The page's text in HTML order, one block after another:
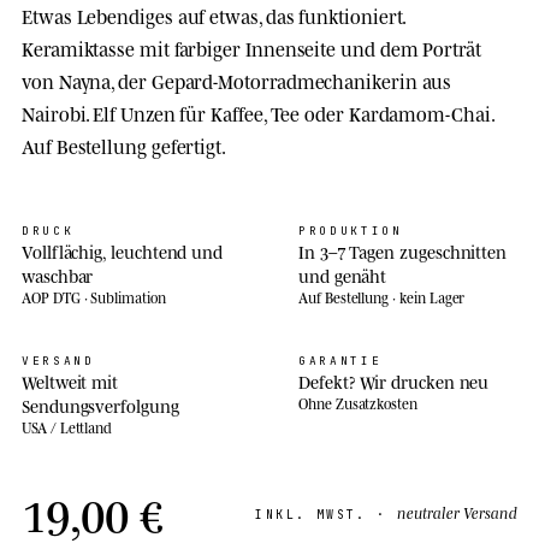
Etwas Lebendiges auf etwas, das funktioniert.
Keramiktasse mit farbiger Innenseite und dem Porträt
von Nayna, der Gepard-Motorradmechanikerin aus
Nairobi. Elf Unzen für Kaffee, Tee oder Kardamom-Chai.
Auf Bestellung gefertigt.
DRUCK
Vollflächig, leuchtend und
waschbar
AOP DTG · Sublimation
PRODUKTION
In 3–7 Tagen zugeschnitten
und genäht
Auf Bestellung · kein Lager
VERSAND
Weltweit mit
Sendungsverfolgung
USA / Lettland
GARANTIE
Defekt? Wir drucken neu
Ohne Zusatzkosten
19,00 € INKL. MWST. · neutraler Versand